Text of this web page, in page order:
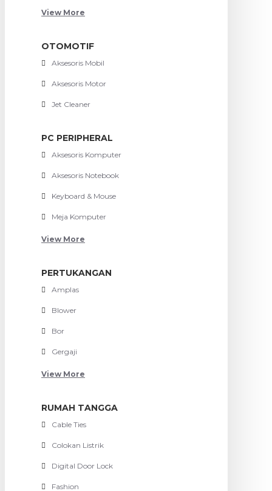
View More
OTOMOTIF
Aksesoris Mobil
Aksesoris Motor
Jet Cleaner
PC PERIPHERAL
Aksesoris Komputer
Aksesoris Notebook
Keyboard & Mouse
Meja Komputer
View More
PERTUKANGAN
Amplas
Blower
Bor
Gergaji
View More
RUMAH TANGGA
Cable Ties
Colokan Listrik
Digital Door Lock
Fashion